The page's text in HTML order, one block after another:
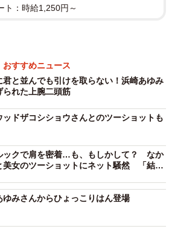
おり、SNS上では「あゆの筋肉立派
ーー！！」「めっちゃムキムキや
！」などの声が寄せられました。
ト：時給1,250円～
おすすめニュース
君と並んでも引けを取らない！浜崎あゆみ
られた上腕二頭筋
ッドザコシショウさんとのツーショットも
ックで肩を密着…も、もしかして？ なか
美女のツーショットにネット騒然 「結婚
ゆみさんからひょっこりはん登場